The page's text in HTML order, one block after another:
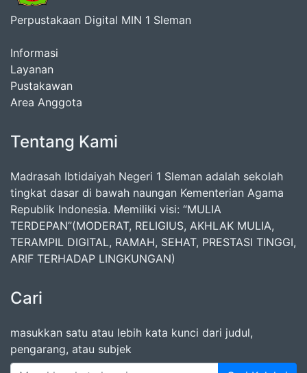
Perpustakaan Digital MIN 1 Sleman
Informasi
Layanan
Pustakawan
Area Anggota
Tentang Kami
Madrasah Ibtidaiyah Negeri 1 Sleman adalah sekolah
tingkat dasar di bawah naungan Kementerian Agama
Republik Indonesia. Memiliki visi: “MULIA
TERDEPAN”(MODERAT, RELIGIUS, AKHLAK MULIA,
TERAMPIL DIGITAL, RAMAH, SEHAT, PRESTASI TINGGI,
ARIF TERHADAP LINGKUNGAN)
Cari
masukkan satu atau lebih kata kunci dari judul,
pengarang, atau subjek